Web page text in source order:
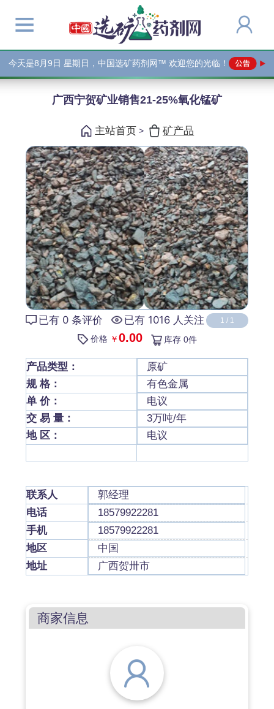
今天是8月9日 星期日，中国选矿药剂网™ 欢迎您的光临！
广西宁贺矿业销售21-25%氧化锰矿
主站首页 > 矿产品
1 / 1
已有 0 条评价 已有 1016 人关注
价格 ￥0.00 库存 0件
产品类型：
原矿
规 格：
有色金属
单 价：
电议
交 易 量：
3万吨/年
地 区：
电议
联系人
郭经理
电话
18579922281
手机
18579922281
地区
中国
地址
广西贺卅市
商家信息